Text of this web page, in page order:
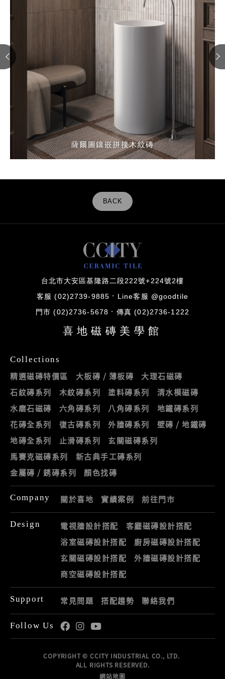
薩爾圖鑲嵌拼接木紋磚
薩爾圖鑲嵌拼接木紋磚
薩爾圖鑲嵌拼接木紋磚
BACK
台北市大安區基隆路二段222號+224號2樓
客服 (02)2739-9885 Line客服 @goodtile
門市 (02)2736-5678 傳真 (02)2736-1222
喜地磁磚美學館
Collections
精選磁磚特價區 大板磚 / 薄板磚
大理石磁磚
石紋磚系列
木紋磚系列 塗料磚系列
清水模磁磚
水磨石磁磚
六角磚系列 八角磚系列
地鐵磚系列
花磚全系列
復古磚系列 外牆磚系列
壁磚 / 地鐵磚
地磚全系列
止滑磚系列
玄關磁磚系列
馬賽克磁磚系列
新古典手工磚系列
金屬磚 / 銹磚系列
顏色找磚
Company 關於喜地 實績案例 前往門市
Design 電視牆設計搭配
客廳磁磚設計搭配
浴室磁磚設計搭配
廚房磁磚設計搭配
玄關磁磚設計搭配
外牆磁磚設計搭配
商空磁磚設計搭配
Support 常見問題 搭配趨勢 聯絡我們
Follow Us
COPYRIGHT © CCITY INDUSTRIAL CO., LTD.
ALL RIGHTS RESERVED.
網站地圖